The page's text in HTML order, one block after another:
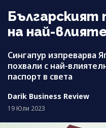
Българският
на най-
Сингапур изпреварва
похвали с най-
паспорт в света
Darik Business Review
19 Юли 2023